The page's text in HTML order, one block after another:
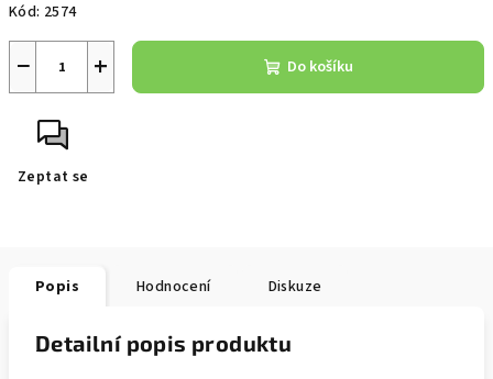
cena:
Kód: 2574
+
− Do košíku
Zeptat se
Popis Hodnocení Diskuze
Detailní popis produktu